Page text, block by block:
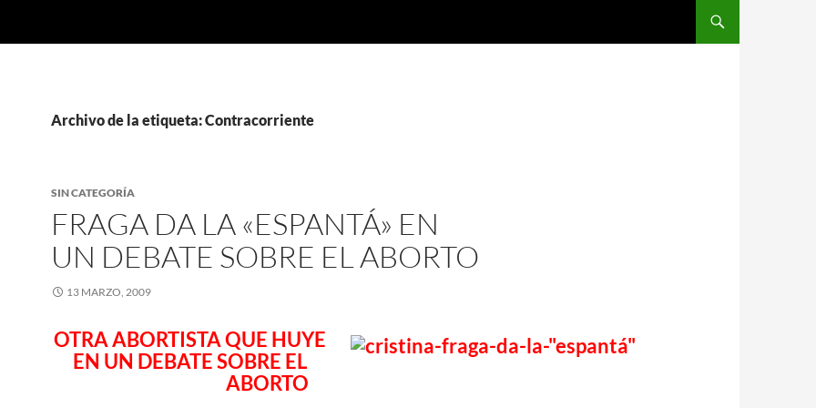
Archivo de la etiqueta: Contracorriente
SIN CATEGORÍA
FRAGA DA LA «ESPANTÁ» EN
UN DEBATE SOBRE EL ABORTO
13 MARZO, 2009
OTRA ABORTISTA QUE HUYE
EN UN DEBATE SOBRE EL
ABORTO